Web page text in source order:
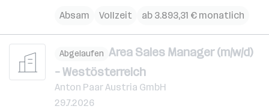
Absam
Vollzeit ab 3.893,31 € monatlich
Abgelaufen Area Sales Manager (m/w/d)
– Westösterreich
Anton Paar Austria GmbH
29.7.2026